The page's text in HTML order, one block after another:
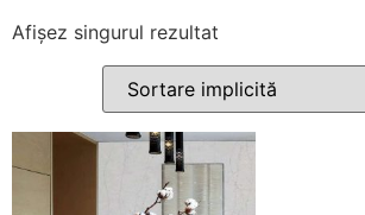
Afișez singurul rezultat